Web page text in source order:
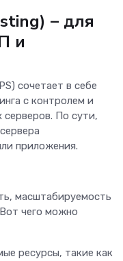
– для
и
сочетает в себе
с контролем и
По сути,
приложения.
масштабируемость
чего можно
ресурсы, такие как